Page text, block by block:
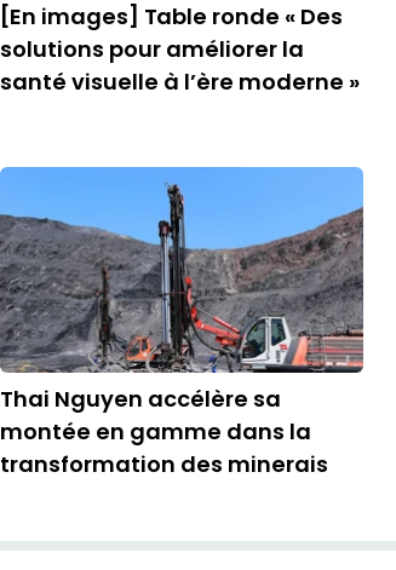
[En images] Table ronde « Des
solutions pour améliorer la
santé visuelle à l’ère moderne »
Thai Nguyen accélère sa
montée en gamme dans la
transformation des minerais